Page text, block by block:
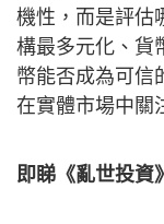
機性，而是評估
構最多元化、貨
幣能否成為可信
在實體市場中關
即睇《亂世投資